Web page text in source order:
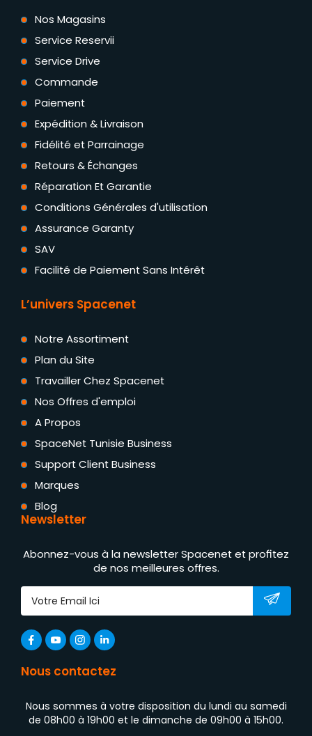
Nos Magasins
Service Reservii
Service Drive
Commande
Paiement
Expédition & Livraison
Fidélité et Parrainage
Retours & Échanges
Réparation Et Garantie
Conditions Générales d'utilisation
Assurance Garanty
SAV
Facilité de Paiement Sans Intérêt
L’univers Spacenet
Notre Assortiment
Plan du Site
Travailler Chez Spacenet
Nos Offres d'emploi
A Propos
SpaceNet Tunisie Business
Support Client Business
Marques
Blog
Newsletter
Abonnez-vous à la newsletter Spacenet et profitez
de nos meilleures offres.
Nous contactez
Nous sommes à votre disposition du lundi au samedi
de 08h00 à 19h00 et le dimanche de 09h00 à 15h00.